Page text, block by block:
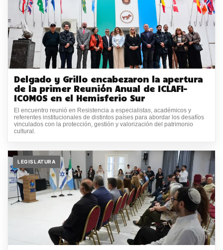
Delgado y Grillo encabezaron la apertura
de la primer Reunión Anual de ICLAFI–
ICOMOS en el Hemisferio Sur
El encuentro reunió en Resistencia a especialistas, académicos y
referentes institucionales de distintos países para abordar los desafíos
vinculados con la protección, gestión y valorización del patrimonio
cultural.
LEGISLATURA